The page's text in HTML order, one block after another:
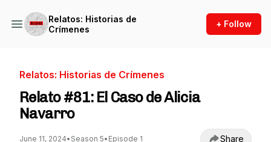
Relatos: Historias de
Crímenes
+ Follow
Relatos: Historias de Crímenes
Relato #81: El Caso de Alicia
Navarro
June 11, 2024• Season 5• Episode 1 Share